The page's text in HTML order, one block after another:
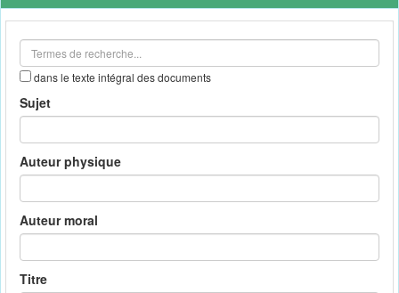
outils
dans le texte intégral des documents
Sujet
Auteur physique
Auteur moral
Titre